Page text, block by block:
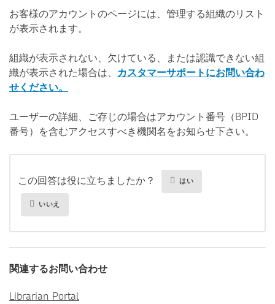
お客様のアカウントのページには、管理する組織のリスト
が表示されます。
組織が表示されない、欠けている、または認識できない組
織が表示された場合は、 カスタマーサポートにお問い合わ
せください。
ユーザーの詳細、ご存じの場合はアカウント番号（BPID
番号）を含むアクセスすべき機関名をお知らせ下さい。
この回答は役に立ちましたか？ はい
いいえ
関連するお問い合わせ
Librarian Portal